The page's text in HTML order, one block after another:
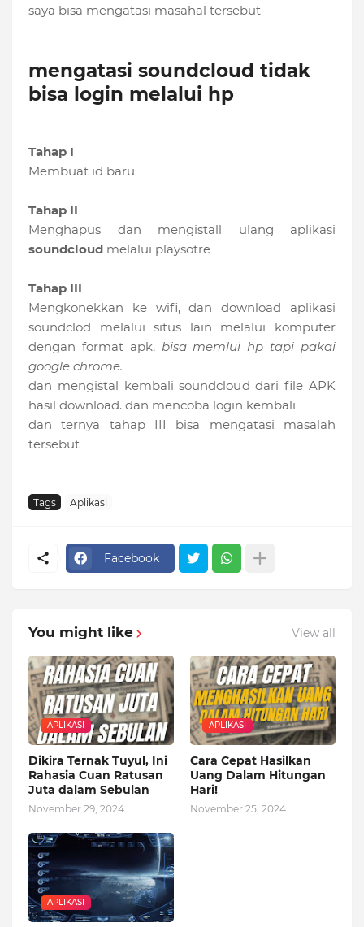
saya bisa mengatasi masahal tersebut
mengatasi soundcloud tidak
bisa login melalui hp
Tahap I
Membuat id baru
Tahap II
Menghapus dan mengistall ulang aplikasi
soundcloud melalui playsotre
Tahap III
Mengkonekkan ke wifi, dan download aplikasi
soundclod melalui situs lain melalui komputer
dengan format apk, bisa memlui hp tapi pakai
google chrome.
dan mengistal kembali soundcloud dari file APK
hasil download. dan mencoba login kembali
dan ternya tahap III bisa mengatasi masalah
tersebut
Tags Aplikasi
Facebook
You might like View all
APLIKASI
Dikira Ternak Tuyul, Ini
Rahasia Cuan Ratusan
Juta dalam Sebulan
November 29, 2024
APLIKASI
Cara Cepat Hasilkan
Uang Dalam Hitungan
Hari!
November 25, 2024
APLIKASI